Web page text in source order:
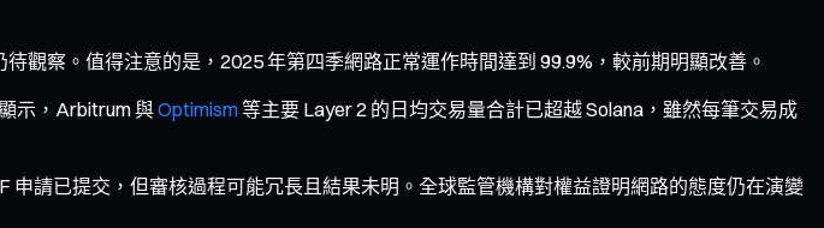
觀察。值得注意的是，2025 年第四季網路正常運作時間達到 99.9%，較前期明顯改善。
示，Arbitrum 與Optimism等主要 Layer 2 的日均交易量合計已超越 Solana，雖然每筆交易成
請已提交，但審核過程可能冗長且結果未明。全球監管機構對權益證明網路的態度仍在演變